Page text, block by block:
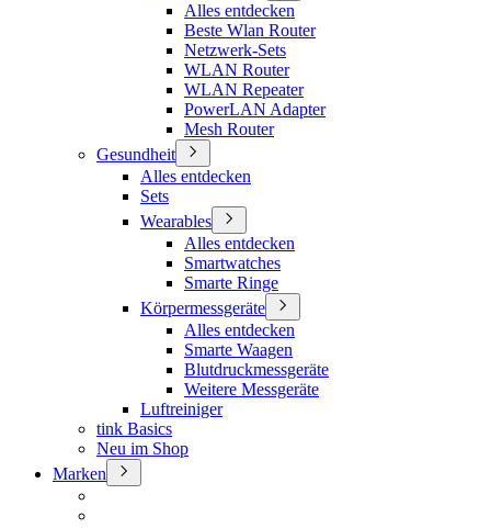
Alles entdecken
Beste Wlan Router
Netzwerk-Sets
WLAN Router
WLAN Repeater
PowerLAN Adapter
Mesh Router
Gesundheit
Alles entdecken
Sets
Wearables
Alles entdecken
Smartwatches
Smarte Ringe
Körpermessgeräte
Alles entdecken
Smarte Waagen
Blutdruckmessgeräte
Weitere Messgeräte
Luftreiniger
tink Basics
Neu im Shop
Marken